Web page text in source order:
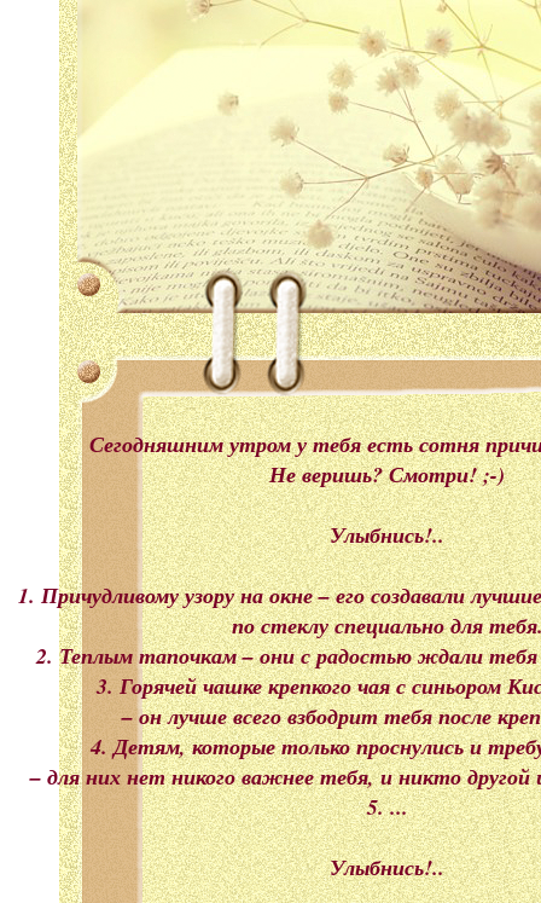
Сегодняшним утром у тебя есть сотня
Не веришь? Смотри! ;-)
Улыбнись!..
1. Причудливому узору на окне – его создавали
по стеклу специально для
2. Теплым тапочкам – они с радостью ждали тебя
3. Горячей чашке крепкого чая с синьором
– он лучше всего взбодрит тебя после
4. Детям, которые только проснулись и
– для них нет никого важнее тебя, и никто
5. ...
Улыбнись!..